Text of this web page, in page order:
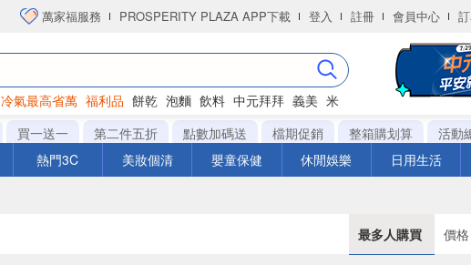
萬家福服務 PROSPERITY PLAZA APP下載 登入 註冊 會員中心
冷氣最高省萬 福利品 餅乾 泡麵 飲料 中元拜拜 義美 米
買一送一 第二件五折 點數加碼送 檔期促銷 整箱購划算 活動
熱門3C 美妝個清 嬰童保健 休閒娛樂 日用生活
最多人購買 價